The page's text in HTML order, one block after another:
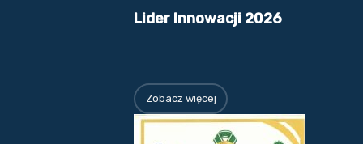
Lider Innowacji 2026
Zobacz więcej